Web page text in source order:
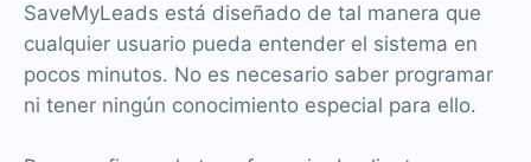
SaveMyLeads está diseñado de tal manera que
cualquier usuario pueda entender el sistema en
pocos minutos. No es necesario saber programar
ni tener ningún conocimiento especial para ello.